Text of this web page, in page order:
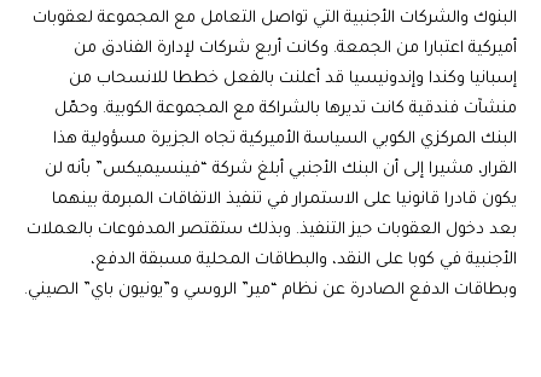
البنوك والشركات الأجنبية التي تواصل التعامل مع المجموعة لعقوبات
أميركية اعتبارا من الجمعة. وكانت أربع شركات لإدارة الفنادق من
إسبانيا وكندا وإندونيسيا قد أعلنت بالفعل خططا للانسحاب من
منشآت فندقية كانت تديرها بالشراكة مع المجموعة الكوبية. وحمّل
البنك المركزي الكوبي السياسة الأميركية تجاه الجزيرة مسؤولية هذا
القرار، مشيرا إلى أن البنك الأجنبي أبلغ شركة “فينسيميكس” بأنه لن
يكون قادرا قانونيا على الاستمرار في تنفيذ الاتفاقات المبرمة بينهما
بعد دخول العقوبات حيز التنفيذ. وبذلك ستقتصر المدفوعات بالعملات
الأجنبية في كوبا على النقد، والبطاقات المحلية مسبقة الدفع،
وبطاقات الدفع الصادرة عن نظام “مير” الروسي و”يونيون باي” الصيني.